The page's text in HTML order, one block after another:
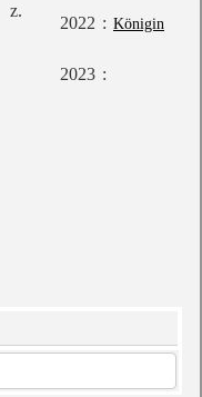
z.
2022 : Königin
2023 :